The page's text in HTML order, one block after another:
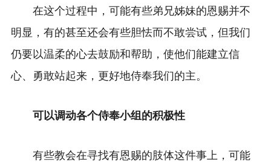
在这个过程中，可能有些弟兄姊妹的恩赐并不
明显，有的甚至还会有些胆怯而不敢尝试，但我们
仍要以温柔的心去鼓励和帮助，使他们能建立信
心、勇敢站起来，更好地侍奉我们的主。
可以调动各个侍奉小组的积极性
有些教会在寻找有恩赐的肢体这件事上，可能